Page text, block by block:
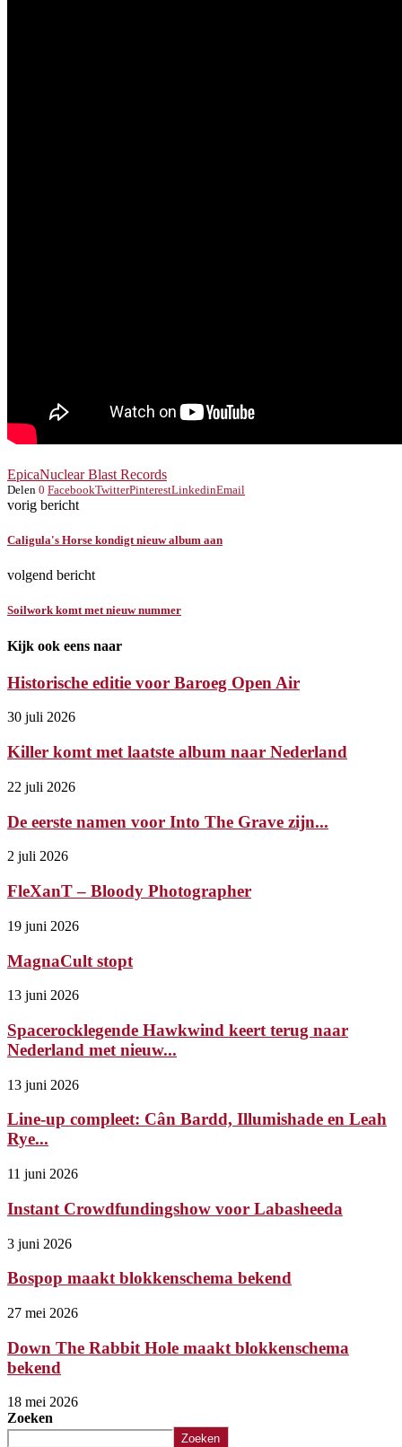
EpicaNuclear Blast Records
Delen 0 FacebookTwitterPinterestLinkedinEmail
vorig bericht
Caligula's Horse kondigt nieuw album aan
volgend bericht
Soilwork komt met nieuw nummer
Kijk ook eens naar
Historische editie voor Baroeg Open Air
30 juli 2026
Killer komt met laatste album naar Nederland
22 juli 2026
De eerste namen voor Into The Grave zijn...
2 juli 2026
FleXanT – Bloody Photographer
19 juni 2026
MagnaCult stopt
13 juni 2026
Spacerocklegende Hawkwind keert terug naar
Nederland met nieuw...
13 juni 2026
Line-up compleet: Cân Bardd, Illumishade en Leah
Rye...
11 juni 2026
Instant Crowdfundingshow voor Labasheeda
3 juni 2026
Bospop maakt blokkenschema bekend
27 mei 2026
Down The Rabbit Hole maakt blokkenschema
bekend
18 mei 2026
Zoeken
Zoeken